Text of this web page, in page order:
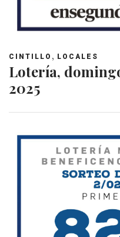
CINTILLO , LOCALES
Lotería,
2025